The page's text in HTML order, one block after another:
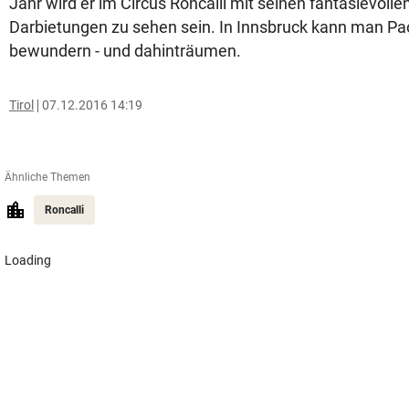
Darbietungen zu sehen sein. In Innsbruck kann man
bewundern - und dahinträumen.
Tirol 07.12.2016 14:19
Ähnliche Themen
Roncalli
Loading